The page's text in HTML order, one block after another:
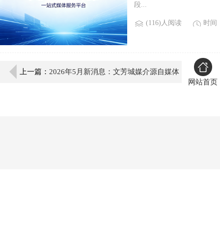
段...
(116)人阅读 时间
上一篇： 2026年5月新消息：文芳城媒介源自媒体
网站首页